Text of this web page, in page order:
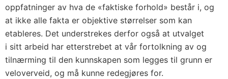
oppfatninger av hva de «faktiske forhold» består i, og
at ikke alle fakta er objektive størrelser som kan
etableres. Det understrekes derfor også at utvalget
i sitt arbeid har etterstrebet at vår fortolkning av og
tilnærming til den kunnskapen som legges til grunn er
veloverveid, og må kunne redegjøres for.